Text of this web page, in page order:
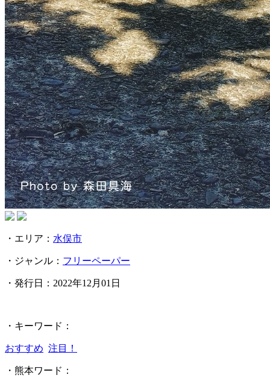
・エリア： 水俣市
・ジャンル： フリーペーパー
・発行日： 2022年12月01日
・キーワード：
おすすめ 注目！
・熊本ワード：